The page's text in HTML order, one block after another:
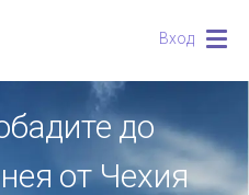
Вход
до
от Чехия